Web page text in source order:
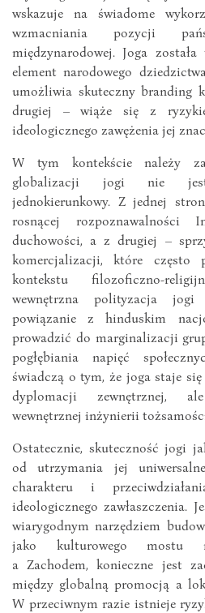
wskazuje na świadome
wzmacniania pozycji
międzynarodowej. Joga
element narodowego
umożliwia skuteczny branding
drugiej – wiąże się z
ideologicznego zawężenia jej
W tym kontekście należy
globalizacji jogi nie
jednokierunkowy. Z jednej
rosnącej rozpoznawalności
duchowości, a z drugiej –
komercjalizacji, które często
kontekstu filozoficzno-
wewnętrzna polityzacja
powiązanie z hinduskim
prowadzić do marginalizacji
pogłębiania napięć
świadczą o tym, że joga staje
dyplomacji zewnętrznej,
wewnętrznej inżynierii
Ostatecznie, skuteczność jogi
od utrzymania jej
charakteru i
ideologicznego zawłaszczenia.
wiarygodnym narzędziem
jako kulturowego mostu
a Zachodem, konieczne jest
między globalną promocją a
W przeciwnym razie istnieje